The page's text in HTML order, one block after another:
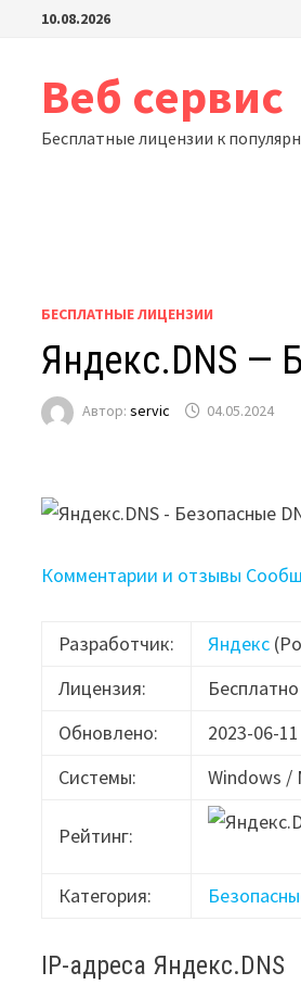
Перейти
содержимому
10.08.2026
Веб сервис
Бесплатные лицензии к
БЕСПЛАТНЫЕ ЛИЦЕНЗИИ
Яндекс.DNS —
Автор:servic 04.05.2024
Комментарии и отзывы
Разработчик: Яндекс
Лицензия:
Бесплатно
Обновлено:
2023-06-11
Системы:
Windows /
Рейтинг:
Категория:
IP-адреса Яндекс.DNS